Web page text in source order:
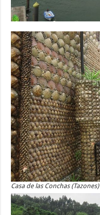
Casa de las Conchas (Tazones)